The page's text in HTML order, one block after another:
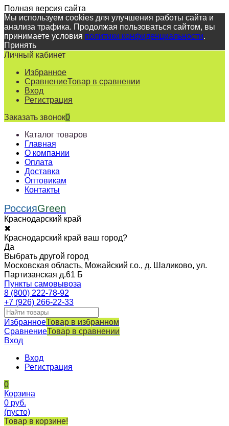
Полная версия сайта
Мы используем cookies для улучшения работы сайта и
анализа трафика. Продолжая пользоваться сайтом, вы
принимаете условия политики конфиденциальности.
Принять
Личный кабинет
Избранное
СравнениеТовар в сравнении
Вход
Регистрация
Заказать звонок0
Каталог товаров
Главная
О компании
Оплата
Доставка
Оптовикам
Контакты
РоссияGreen
Краснодарский край
✖
Краснодарский край ваш город?
Да
Выбрать другой город
Московская область, Можайский г.о., д. Шаликово, ул.
Партизанская д.61 Б
Пункты самовывоза
8 (800) 222-78-92
+7 (926) 266-22-33
ИзбранноеТовар в избранном
СравнениеТовар в сравнении
Вход
Вход
Регистрация
0
Корзина
0 руб.
(пусто)
Товар в корзине!